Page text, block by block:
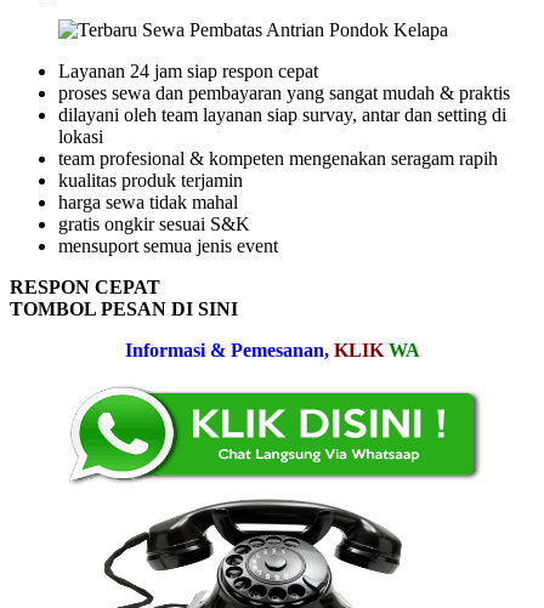
Layanan 24 jam siap respon cepat
proses sewa dan pembayaran yang sangat mudah & praktis
dilayani oleh team layanan siap survay, antar dan setting di
lokasi
team profesional & kompeten mengenakan seragam rapih
kualitas produk terjamin
harga sewa tidak mahal
gratis ongkir sesuai S&K
mensuport semua jenis event
RESPON CEPAT
TOMBOL PESAN DI SINI
Informasi & Pemesanan, KLIK WA